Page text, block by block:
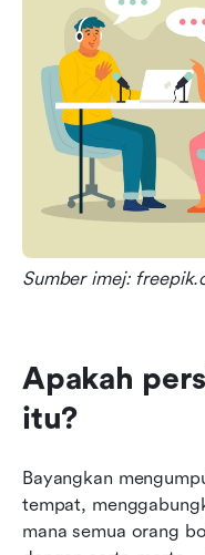
Sumber imej:
Apakah
itu?
Bayangkan
tempat,
mana semua orang